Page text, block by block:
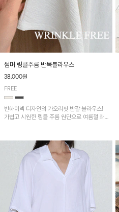
썸머 링클주름 반목블라우스
38,000원
FREE
반하이넥 디자인의 가오리핏 반팔 블라우스!
가볍고 시원한 링클 주름 원단으로 여름철 쾌